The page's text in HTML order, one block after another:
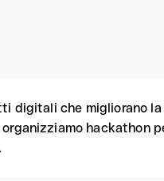
digitali che migliorano
hackathon